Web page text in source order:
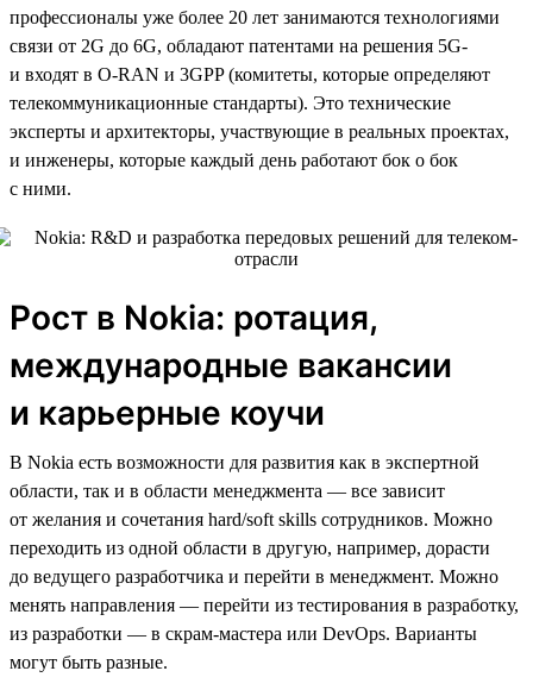
профессионалы уже более 20 лет занимаются технологиями
связи от 2G до 6G, обладают патентами на решения 5G-
и входят в O-RAN и 3GPP (комитеты, которые определяют
телекоммуникационные стандарты). Это технические
эксперты и архитекторы, участвующие в реальных проектах,
и инженеры, которые каждый день работают бок о бок
с ними.
Рост в Nokia: ротация,
международные вакансии
и карьерные коучи
В Nokia есть возможности для развития как в экспертной
области, так и в области менеджмента — все зависит
от желания и сочетания hard/soft skills сотрудников. Можно
переходить из одной области в другую, например, дорасти
до ведущего разработчика и перейти в менеджмент. Можно
менять направления — перейти из тестирования в разработку,
из разработки — в скрам-мастера или DevOps. Варианты
могут быть разные.